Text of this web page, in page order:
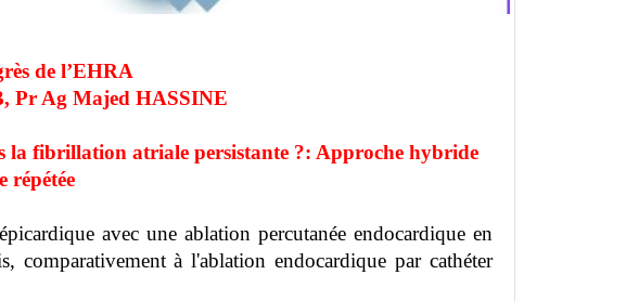
de l’EHRA
Pr Ag Majed HASSINE
la fibrillation atriale persistante ?: Approche hybride
répétée
avec une ablation percutanée endocardique en
à l'ablation endocardique par cathéter